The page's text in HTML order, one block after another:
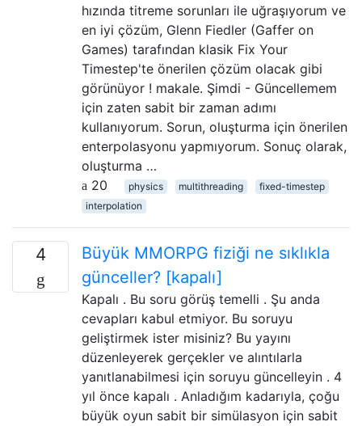
hızında titreme sorunları ile uğraşıyorum ve
en iyi çözüm, Glenn Fiedler (Gaffer on
Games) tarafından klasik Fix Your
Timestep'te önerilen çözüm olacak gibi
görünüyor ! makale. Şimdi - Güncellemem
için zaten sabit bir zaman adımı
kullanıyorum. Sorun, oluşturma için önerilen
enterpolasyonu yapmıyorum. Sonuç olarak,
oluşturma …
20
physics multithreading
fixed-timestep
interpolation
4
Büyük MMORPG fiziği ne sıklıkla
günceller? [kapalı]
Kapalı . Bu soru görüş temelli . Şu anda
cevapları kabul etmiyor. Bu soruyu
geliştirmek ister misiniz? Bu yayını
düzenleyerek gerçekler ve alıntılarla
yanıtlanabilmesi için soruyu güncelleyin . 4
yıl önce kapalı . Anladığım kadarıyla, çoğu
büyük oyun sabit bir simülasyon için sabit